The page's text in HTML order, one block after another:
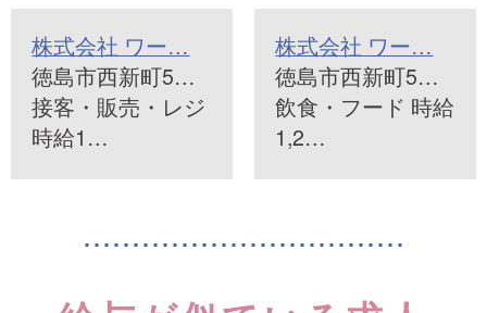
株式会社 ワー…
徳島市西新町5…
接客・販売・レジ
時給1…
株式会社 ワー…
徳島市西新町5…
飲食・フード 時給
1,2…